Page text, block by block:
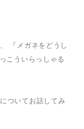
『メガネをどうし
こういらっしゃる
ついてお話してみ